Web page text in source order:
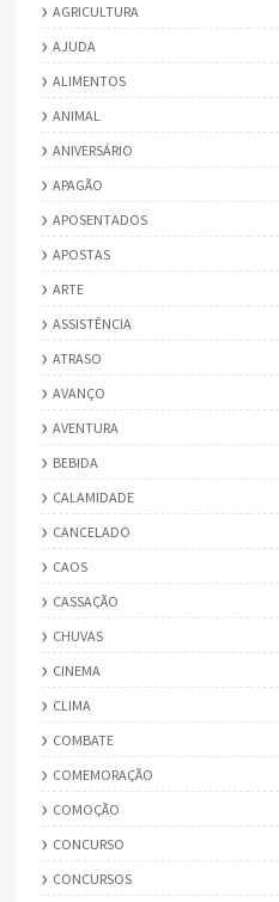
AGRICULTURA
AJUDA
ALIMENTOS
ANIMAL
ANIVERSÁRIO
APAGÃO
APOSENTADOS
APOSTAS
ARTE
ASSISTÊNCIA
ATRASO
AVANÇO
AVENTURA
BEBIDA
CALAMIDADE
CANCELADO
CAOS
CASSAÇÃO
CHUVAS
CINEMA
CLIMA
COMBATE
COMEMORAÇÃO
COMOÇÃO
CONCURSO
CONCURSOS